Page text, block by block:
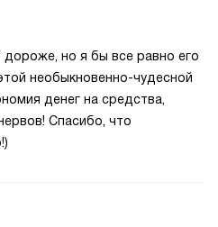
дороже, но я бы все равно его
необыкновенно-чудесной
денег на средства,
Спасибо, что